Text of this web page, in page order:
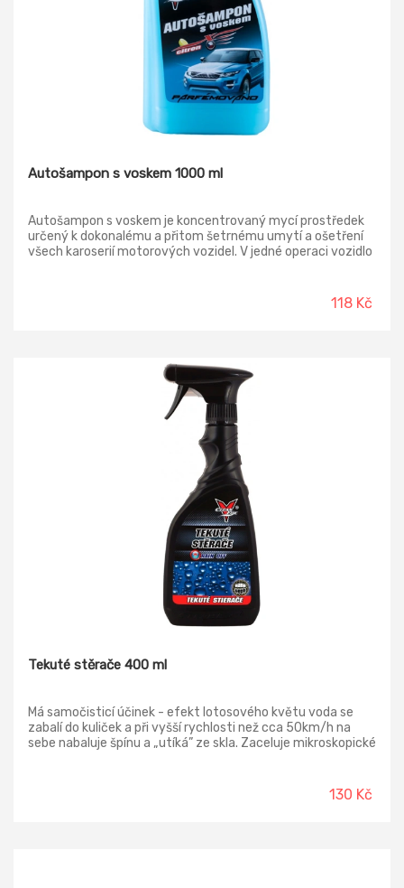
Autošampon s voskem 1000 ml
Autošampon s voskem je koncentrovaný mycí prostředek
určený k dokonalému a přitom šetrnému umytí a ošetření
všech karoserií motorových vozidel. V jedné operaci vozidlo
118 Kč
Tekuté stěrače 400 ml
Má samočisticí účinek - efekt lotosového květu voda se
zabalí do kuliček a při vyšší rychlosti než cca 50km/h na
sebe nabaluje špínu a „utíká” ze skla. Zaceluje mikroskopické
130 Kč